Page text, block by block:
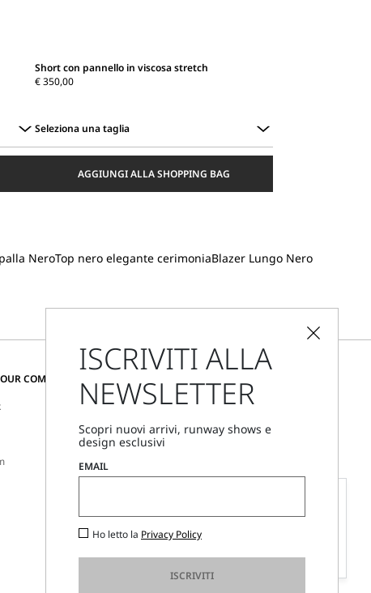
Short con pannello in viscosa stretch
€ 350,00
Seleziona una taglia
AGGIUNGI ALLA SHOPPING BAG
NeroTop nero elegante cerimoniaBlazer Lungo Nero
COMMUNITY
Italia
Ciao, sono la tua Personal Stylist, come posso
ISCRIVITI ALLA
NEWSLETTER
Scopri nuovi arrivi, runway shows e
design esclusivi
EMAIL
Ho letto la Privacy Policy
ISCRIVITI